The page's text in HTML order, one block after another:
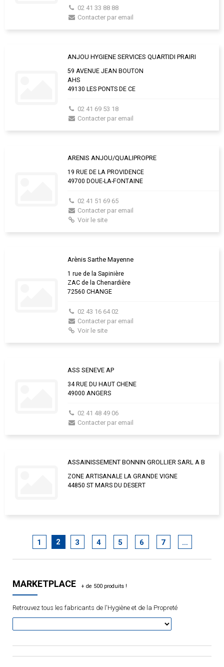
02 41 33 88 88
Contacter par email
ANJOU HYGIENE SERVICES QUARTIDI PRAIRI
59 AVENUE JEAN BOUTON
AHS
49130 LES PONTS DE CE
02 41 69 53 18
Contacter par email
ARENIS ANJOU/QUALIPROPRE
19 RUE DE LA PROVIDENCE
49700 DOUE-LA-FONTAINE
02 41 51 69 65
Contacter par email
Voir le site
Arènis Sarthe Mayenne
1 rue de la Sapinière
ZAC de la Chenardière
72560 CHANGE
02 43 16 64 02
Contacter par email
Voir le site
ASS SENEVE AP
34 RUE DU HAUT CHENE
49000 ANGERS
02 41 48 49 06
Contacter par email
ASSAINISSEMENT BONNIN GROLLIER SARL A B
ZONE ARTISANALE LA GRANDE VIGNE
44850 ST MARS DU DESERT
1 2 3 4 5 6 7 …
MARKETPLACE
Retrouvez tous les fabricants de l'Hygiène et de la Propreté